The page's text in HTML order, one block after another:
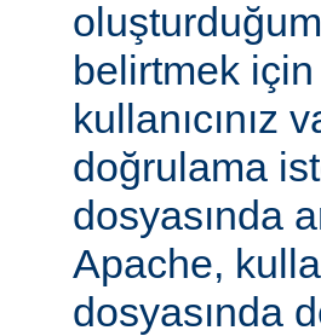
belirtmek için
kullanıcınız
doğrulama
dosyasında
Apache,
dosyasında